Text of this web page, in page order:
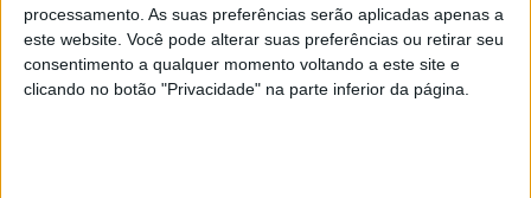
processamento. As suas preferências serão aplicadas apenas a
este website. Você pode alterar suas preferências ou retirar seu
consentimento a qualquer momento voltando a este site e
clicando no botão "Privacidade" na parte inferior da página.
MotoGP: Toprak Razgatlioglu ‘muito
superior’ a Miguel Oliveira
29 DEZEMBRO, 2025